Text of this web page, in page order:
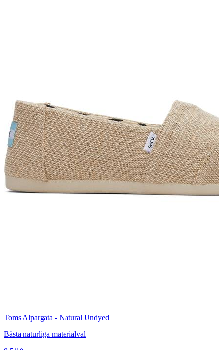
Toms Alpargata - Natural Undyed
Bästa naturliga materialval